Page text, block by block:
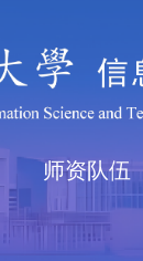
师资队伍